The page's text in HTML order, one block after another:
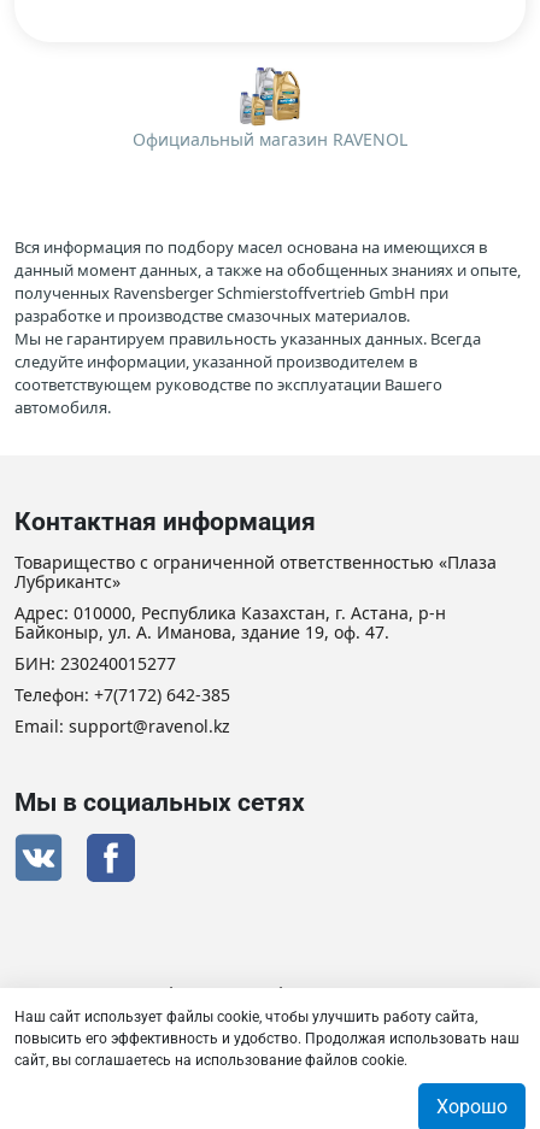
Официальный магазин RAVENOL
Вся информация по подбору масел основана на имеющихся в
данный момент данных, а также на обобщенных знаниях и опыте,
полученных Ravensberger Schmierstoffvertrieb GmbH при
разработке и производстве смазочных материалов.
Мы не гарантируем правильность указанных данных. Всегда
следуйте информации, указанной производителем в
соответствующем руководстве по эксплуатации Вашего
автомобиля.
Контактная информация
Товарищество с ограниченной ответственностью «Плаза
Лубрикантс»
Адрес: 010000, Республика Казахстан, г. Астана, р-н
Байконыр, ул. А. Иманова, здание 19, оф. 47.
БИН: 230240015277
Телефон: +7(7172) 642-385
Email: support@ravenol.kz
Мы в социальных сетях
Сертификат дистрибьютора RAVENOL
Товарищество с ограниченной ответственностью «Плаза
Наш сайт использует файлы cookie, чтобы улучшить работу сайта,
повысить его эффективность и удобство. Продолжая использовать наш
сайт, вы соглашаетесь на использование файлов cookie.
Хорошо